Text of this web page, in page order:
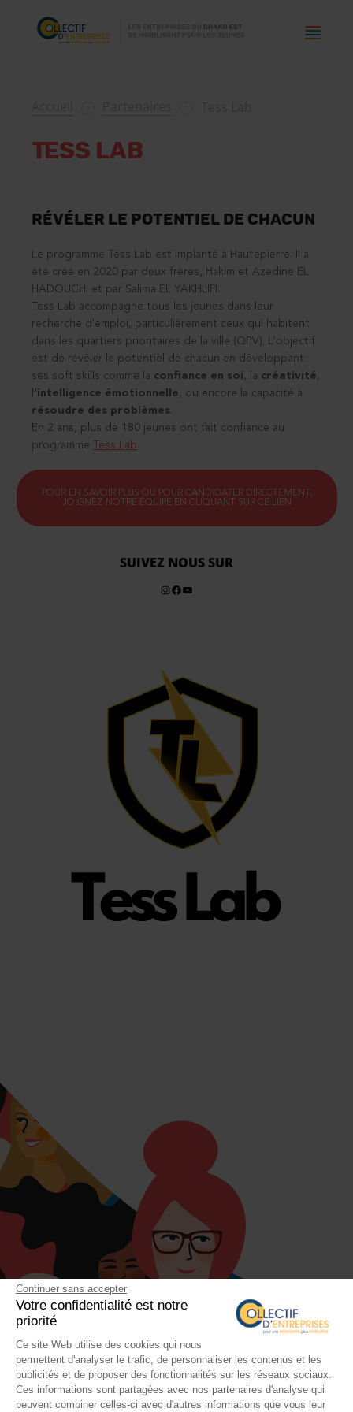
Tess Lab
Révéler le potentiel de chacun
Le programme Tess Lab est implanté à Hautepierre. Il a
été créé en 2020 par deux frères, Hakim et Azedine EL
HADOUCHI et par Salima EL YAKHLIFI.
Tess Lab accompagne tous les jeunes dans leur
recherche d'emploi, particulièrement ceux qui habitent
dans les quartiers prioritaires de la ville (QPV). L’objectif
est de révéler le potentiel de chacun en développant
ses soft skills comme la confiance en soi , la créativité ,
’intelligence émotionnelle , ou encore la capacité à
résoudre des problèmes.
En 2 ans, plus de 180 jeunes ont fait confiance au
programme
Tess Lab.
POUR EN SAVOIR PLUS OU POUR CANDIDATER DIRECTEMENT,
JOIGNEZ NOTRE ÉQUIPE EN CLIQUANT SUR CE LIEN
SUIVEZ NOUS SUR
Instagram
Facebook
YouTube
Continuer sans accepter
Votre confidentialité est notre
priorité
Ce site Web utilise des cookies qui nous
permettent d'analyser le trafic, de personnaliser les contenus et les
publicités et de proposer des fonctionnalités sur les réseaux sociaux.
Ces informations sont partagées avec nos partenaires d'analyse qui
peuvent combiner celles-ci avec d'autres informations que vous leur